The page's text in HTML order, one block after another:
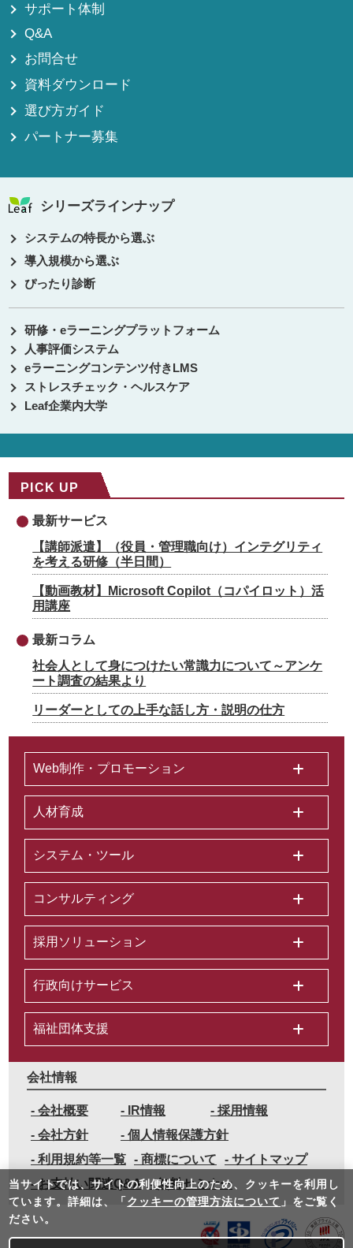
サポート体制
Q&A
お問合せ
資料ダウンロード
選び方ガイド
パートナー募集
シリーズラインナップ
システムの特長から選ぶ
導入規模から選ぶ
ぴったり診断
研修・eラーニングプラットフォーム
人事評価システム
eラーニングコンテンツ付きLMS
ストレスチェック・ヘルスケア
Leaf企業内大学
PICK UP
最新サービス
【講師派遣】（役員・管理職向け）インテグリティ
を考える研修（半日間）
【動画教材】Microsoft Copilot（コパイロット）活
用講座
最新コラム
社会人として身につけたい常識力について～アンケ
ート調査の結果より
リーダーとしての上手な話し方・説明の仕方
Web制作・プロモーション
人材育成
システム・ツール
コンサルティング
採用ソリューション
行政向けサービス
福祉団体支援
会社情報
会社概要 IR情報
採用情報
会社方針
個人情報保護方針
利用規約等一覧
商標について
サイトマップ
お支払い関連Q&A
無料セミナー
当サイトでは、サイトの利便性向上のため、クッキーを利⽤し
ています。詳細は、「 クッキーの管理方法について 」をご覧く
ださい。